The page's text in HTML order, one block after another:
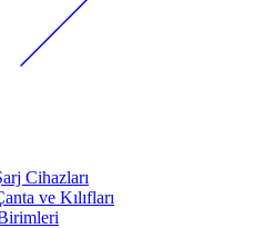
Cihazları
ve Kılıfları